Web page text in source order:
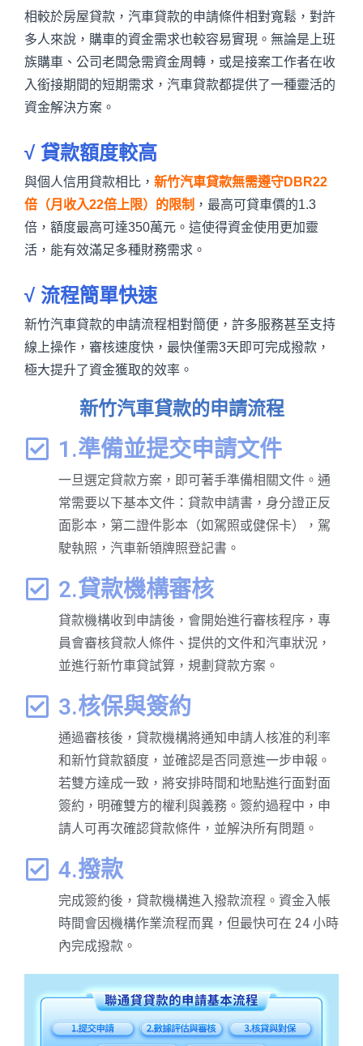
相較於房屋貸款，汽車貸款的申請條件相對寬鬆，對許
多人來說，購車的資金需求也較容易實現。無論是上班
族購車、公司老闆急需資金周轉，或是接案工作者在收
入銜接期間的短期需求，汽車貸款都提供了一種靈活的
資金解決方案。
√ 貸款額度較高
與個人信用貸款相比， 新竹汽車貸款無需遵守DBR22
倍（月收入22倍上限）的限制 ，最高可貸車價的1.3
倍，額度最高可達350萬元。這使得資金使用更加靈
活，能有效滿足多種財務需求。
√ 流程簡單快速
新竹汽車貸款的申請流程相對簡便，許多服務甚至支持
線上操作，審核速度快，最快僅需3天即可完成撥款，
極大提升了資金獲取的效率。
新竹汽車貸款的申請流程
1.準備並提交申請文件
一旦選定貸款方案，即可著手準備相關文件。通
常需要以下基本文件：貸款申請書，身分證正反
面影本，第二證件影本（如駕照或健保卡），駕
駛執照，汽車新領牌照登記書。
2.貸款機構審核
貸款機構收到申請後，會開始進行審核程序，專
員會審核貸款人條件、提供的文件和汽車狀況，
並進行新竹車貸試算，規劃貸款方案。
3.核保與簽約
通過審核後，貸款機構將通知申請人核准的利率
和新竹貸款額度，並確認是否同意進一步申報。
若雙方達成一致，將安排時間和地點進行面對面
簽約，明確雙方的權利與義務。簽約過程中，申
請人可再次確認貸款條件，並解決所有問題。
4.撥款
完成簽約後，貸款機構進入撥款流程。資金入帳
時間會因機構作業流程而異，但最快可在 24 小時
內完成撥款。